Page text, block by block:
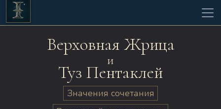
Верховная Жрица
и
Туз Пентаклей
Значения сочетания